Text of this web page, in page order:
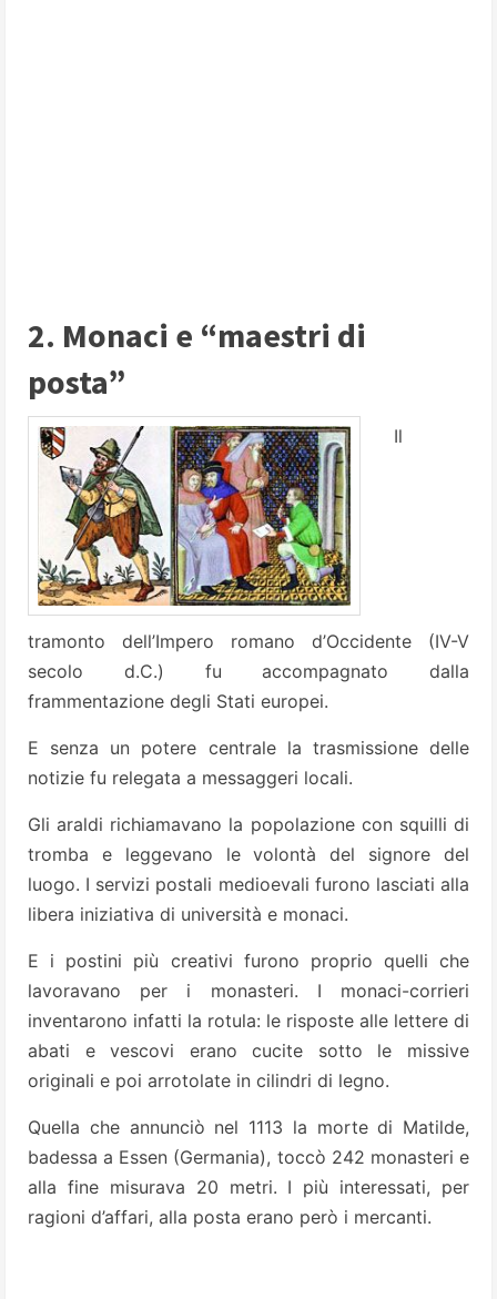
2. Monaci e “maestri di
posta”
Il
tramonto dell’Impero romano d’Occidente (IV-V
secolo d.C.) fu accompagnato dalla
frammentazione degli Stati europei.
E senza un potere centrale la trasmissione delle
notizie fu relegata a messaggeri locali.
Gli araldi richiamavano la popolazione con squilli di
tromba e leggevano le volontà del signore del
luogo. I servizi postali medioevali furono lasciati alla
libera iniziativa di università e monaci.
E i postini più creativi furono proprio quelli che
lavoravano per i monasteri. I monaci-corrieri
inventarono infatti la rotula: le risposte alle lettere di
abati e vescovi erano cucite sotto le missive
originali e poi arrotolate in cilindri di legno.
Quella che annunciò nel 1113 la morte di Matilde,
badessa a Essen (Germania), toccò 242 monasteri e
alla fine misurava 20 metri. I più interessati, per
ragioni d’affari, alla posta erano però i mercanti.